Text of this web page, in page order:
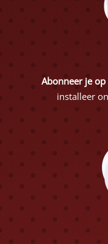
Abonneer je
installeer